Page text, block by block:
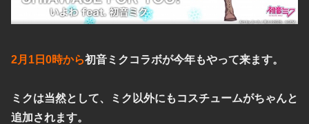
2月1日0時から初音ミクコラボが今年もやって来ます。
ミクは当然として、ミク以外にもコスチュームがちゃんと
追加されます。